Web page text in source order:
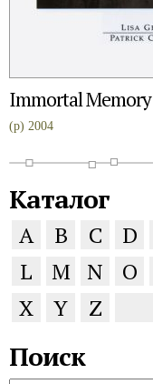
Immortal Memory
(p) 2004
Каталог
A B C D
L
M N O
X
Y Z
Поиск